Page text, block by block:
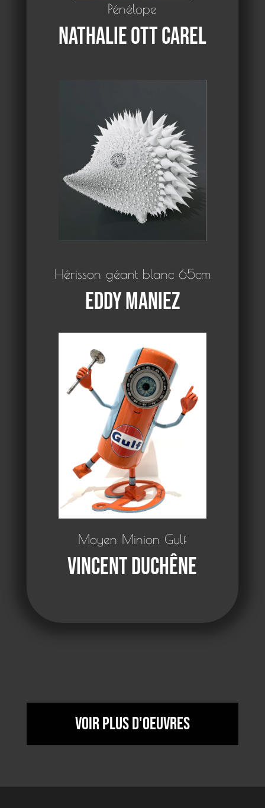
Pénélope
Nathalie Ott Carel
Hérisson géant blanc 65cm
Eddy Maniez
Moyen Minion Gulf
Vincent Duchêne
Voir plus d'oeuvres